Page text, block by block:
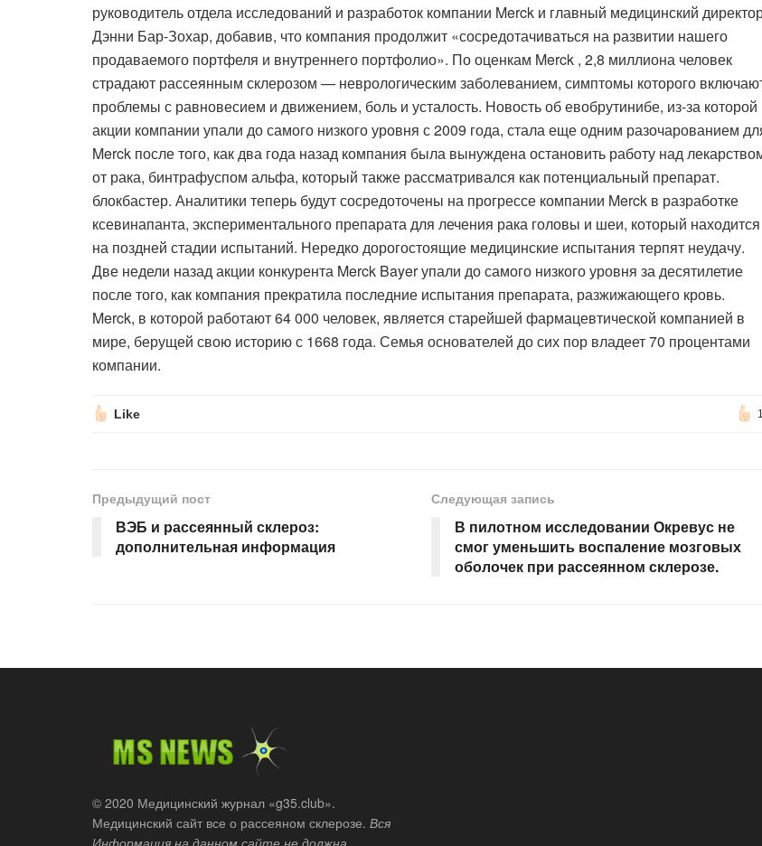
руководитель отдела исследований и разработок компании Merck и главный медицинский
Дэнни Бар-Зохар, добавив, что компания продолжит «сосредотачиваться на развитии нашего
продаваемого портфеля и внутреннего портфолио». По оценкам Merck , 2,8 миллиона человек
страдают рассеянным склерозом — неврологическим заболеванием, симптомы которого
проблемы с равновесием и движением, боль и усталость. Новость об евобрутинибе, из-за которой
акции компании упали до самого низкого уровня с 2009 года, стала еще одним разочарованием
Merck после того, как два года назад компания была вынуждена остановить работу над
от рака, бинтрафуспом альфа, который также рассматривался как потенциальный препарат.
блокбастер. Аналитики теперь будут сосредоточены на прогрессе компании Merck в разработке
ксевинапанта, экспериментального препарата для лечения рака головы и шеи, который находится
на поздней стадии испытаний. Нередко дорогостоящие медицинские испытания терпят неудачу.
Две недели назад акции конкурента Merck Bayer упали до самого низкого уровня за десятилетие
после того, как компания прекратила последние испытания препарата, разжижающего кровь.
Merck, в которой работают 64 000 человек, является старейшей фармацевтической компанией в
мире, берущей свою историю с 1668 года. Семья основателей до сих пор владеет 70 процентами
компании.
Like
Предыдущий пост
ВЭБ и рассеянный склероз:
дополнительная информация
Следующая запись
В пилотном исследовании Окревус не
смог уменьшить воспаление мозговых
оболочек при рассеянном склерозе.
© 2020 Медицинский журнал «g35.club».
Медицинский сайт все о рассеяном склерозе. Вся